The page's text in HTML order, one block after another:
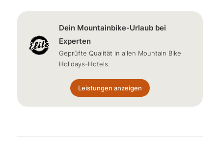
Dein Mountainbike-Urlaub bei
Experten
Geprüfte Qualität in allen Mountain Bike
Holidays-Hotels.
Leistungen anzeigen